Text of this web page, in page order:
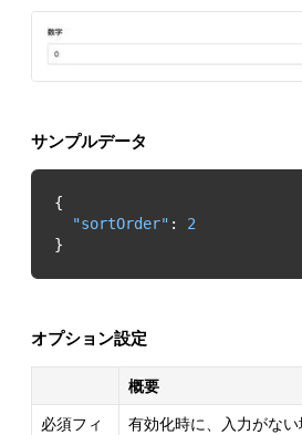
サンプルデータ
"sortOrder" : 2
}
オプション設定
概要
必須フィ
有効化時に、入力がな